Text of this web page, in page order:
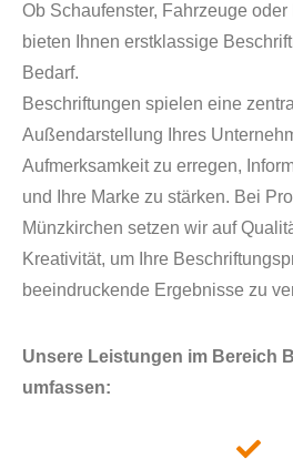
Ob Schaufenster, Fahrzeuge
bieten Ihnen erstklassige
Bedarf.
Beschriftungen spielen eine
Außendarstellung Ihres
Aufmerksamkeit zu erregen,
und Ihre Marke zu stärken. Bei
Münzkirchen setzen wir auf
Kreativität, um Ihre
beeindruckende Ergebnisse zu
Unsere Leistungen im Bereich
umfassen: